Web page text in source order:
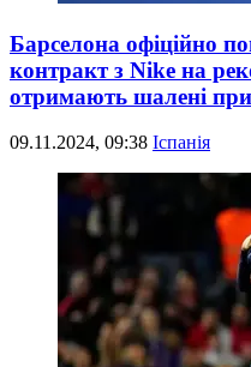
Барселона офіційно
контракт з Nike на
отримають шалені
09.11.2024, 09:38 Іспанія